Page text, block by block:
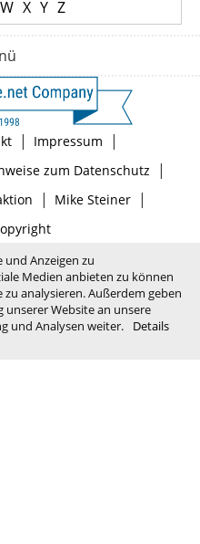
W X Y Z
| Impressum |
zum Datenschutz |
| Mike Steiner|
Anzeigen zu
Medien anbieten zu können
analysieren. Außerdem geben
Website an unsere
und Analysen weiter.
Details